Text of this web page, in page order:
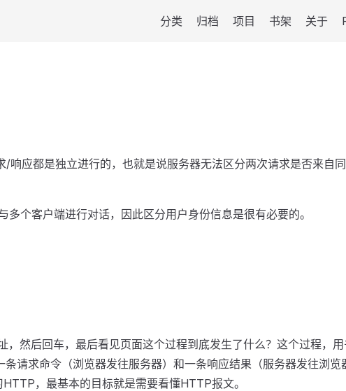
分类 归档 项目 书架 关于
响应都是独立进行的，也就是说服务器无法区分两次请求是否来自
个客户端进行对话，因此区分用户身份信息是很有必要的。
，然后回车，最后看见页面这个过程到底发生了什么？这个过程，
条请求命令（浏览器发往服务器）和一条响应结果（服务器发往浏览
，最基本的目标就是需要看懂HTTP报文。